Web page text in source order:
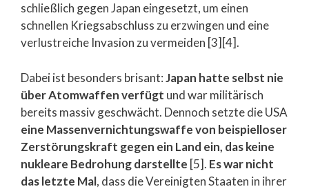
schließlich gegen Japan eingesetzt, um einen
schnellen Kriegsabschluss zu erzwingen und eine
verlustreiche Invasion zu vermeiden [3][4].
Dabei ist besonders brisant:Japan hatte selbst nie
über Atomwaffen verfügt und war militärisch
bereits massiv geschwächt. Dennoch setzte die USA
eine Massenvernichtungswaffe von beispielloser
Zerstörungskraft gegen ein Land ein, das keine
nukleare Bedrohung darstellte [5]. Es war nicht
das letzte Mal, dass die Vereinigten Staaten in ihrer